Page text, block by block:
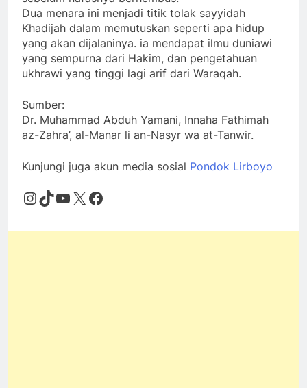
Dua menara ini menjadi titik tolak sayyidah
Khadijah dalam memutuskan seperti apa hidup
yang akan dijalaninya. ia mendapat ilmu duniawi
yang sempurna dari Hakim, dan pengetahuan
ukhrawi yang tinggi lagi arif dari Waraqah.
Sumber:
Dr. Muhammad Abduh Yamani, Innaha Fathimah
az-Zahra’, al-Manar li an-Nasyr wa at-Tanwir.
Kunjungi juga akun media sosial Pondok Lirboyo
Instagram
TikTok
YouTube
X Facebook